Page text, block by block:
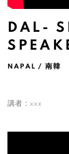
DAL-
NAPAL / 南韓
講者：xxx